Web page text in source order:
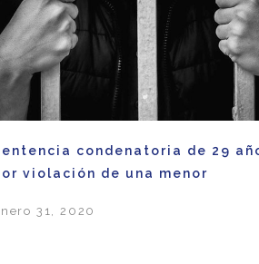
condenatoria de 29
violación de una menor
31, 2020